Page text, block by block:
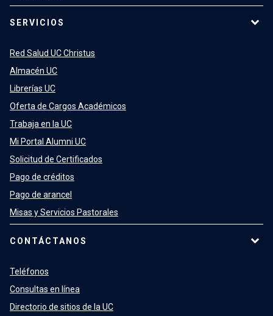
SERVICIOS
Red Salud UC Christus
Almacén UC
Librerías UC
Oferta de Cargos Académicos
Trabaja en la UC
Mi Portal Alumni UC
Solicitud de Certificados
Pago de créditos
Pago de arancel
Misas y Servicios Pastorales
CONTÁCTANOS
Teléfonos
Consultas en línea
Directorio de sitios de la UC